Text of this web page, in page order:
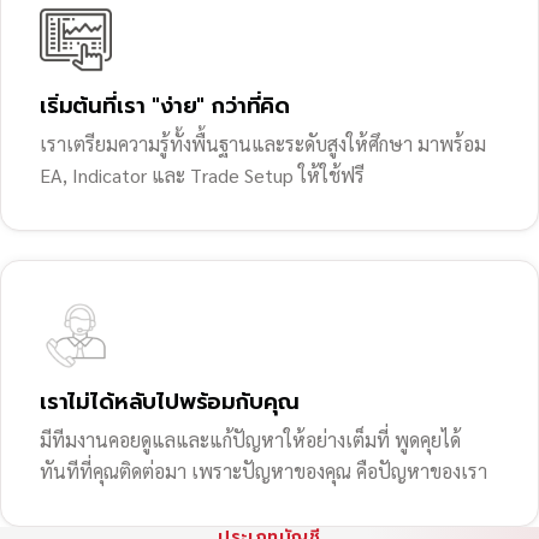
เริ่มต้นที่เรา "ง่าย" กว่าที่คิด
เราเตรียมความรู้ทั้งพื้นฐานและระดับสูงให้ศึกษา มาพร้อม
EA, Indicator และ Trade Setup ให้ใช้ฟรี
เราไม่ได้หลับไปพร้อมกับคุณ
มีทีมงานคอยดูแลและแก้ปัญหาให้อย่างเต็มที่ พูดคุยได้
ทันทีที่คุณติดต่อมา เพราะปัญหาของคุณ คือปัญหาของเรา